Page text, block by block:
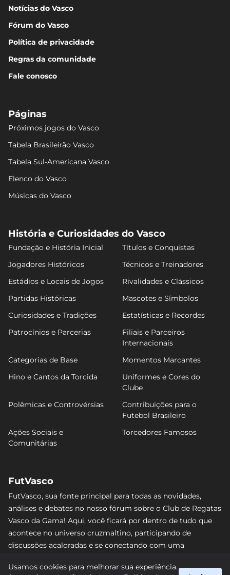
Notícias do Vasco
Fórum do Vasco
Política de privacidade
Regras da comunidade
Fale conosco
Páginas
Próximos jogos do Vasco
Tabela Brasileirão Vasco
Tabela Sul-Americana Vasco
Elenco do Vasco
Músicas do Vasco
História e Curiosidades do Vasco
Fundação e História Inicial
Títulos e Conquistas
Jogadores Históricos
Técnicos e Treinadores
Estádios e Locais de Jogos
Rivalidades e Clássicos
Partidas Históricas
Mascotes e Símbolos
Curiosidades e Tradições
Estatísticas e Recordes
Patrocínios e Parcerias
Filiais e Parceiros
Internacionais
Categorias de Base
Momentos Marcantes
Hino e Cantos da Torcida
Uniformes e Cores do
Clube
Polêmicas e Controvérsias
Contribuições para o
Futebol Brasileiro
Ações Sociais e
Comunitárias
Torcedores Famosos
FutVasco
FutVasco, sua fonte principal para todas as novidades,
análises e debates no nosso fórum sobre o Club de Regatas
Vasco da Gama! Aqui, você ficará por dentro de tudo que
acontece no universo cruzmaltino, participando de
discussões acaloradas e se conectando com uma
nenhum lance e acompanhe de perto o caminho do Vasco
Usamos cookies para melhorar sua experiência.